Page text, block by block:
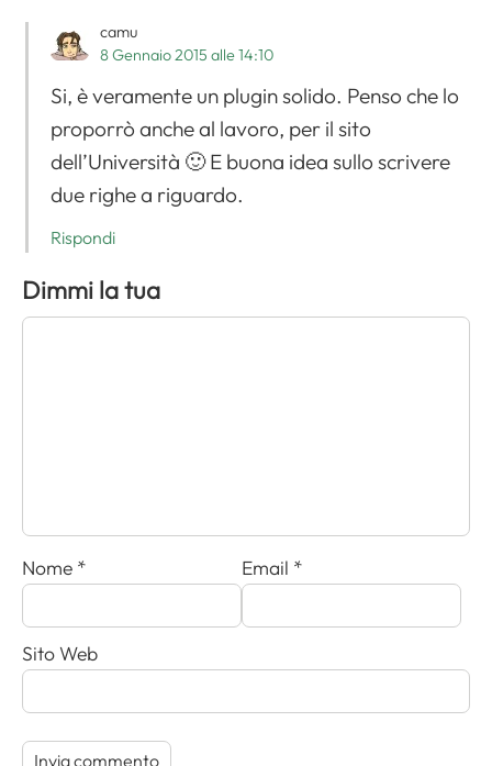
camu
8 Gennaio 2015 alle 14:10
Si, è veramente un plugin solido. Penso che lo
proporrò anche al lavoro, per il sito
dell’Università 🙂 E buona idea sullo scrivere
due righe a riguardo.
Rispondi
Dimmi la tua
Nome * Email *
Sito Web